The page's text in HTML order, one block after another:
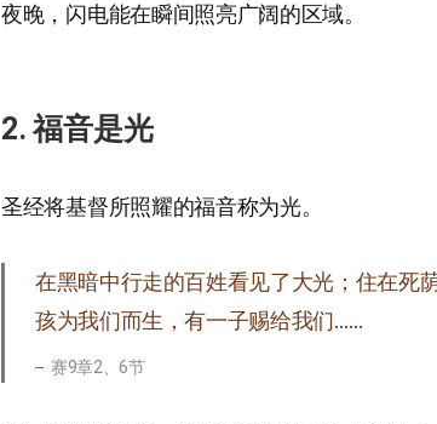
夜晚，闪电能在瞬间照亮广阔的区域。
2. 福音是光
圣经将基督所照耀的福音称为光。
在黑暗中行走的百姓看见了大光；住在死
孩为我们而生，有一子赐给我们……
赛9章2、6节